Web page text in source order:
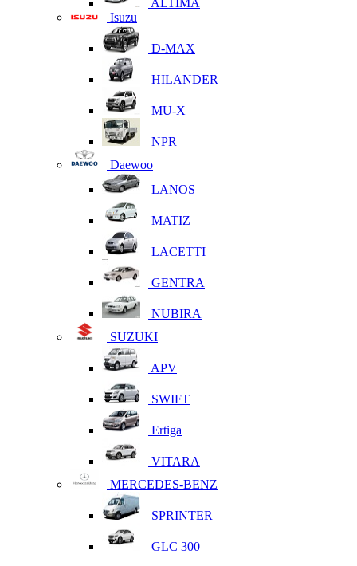
ALTIMA
Isuzu
D-MAX
HILANDER
MU-X
NPR
Daewoo
LANOS
MATIZ
LACETTI
GENTRA
NUBIRA
SUZUKI
APV
SWIFT
Ertiga
VITARA
MERCEDES-BENZ
SPRINTER
GLC 300